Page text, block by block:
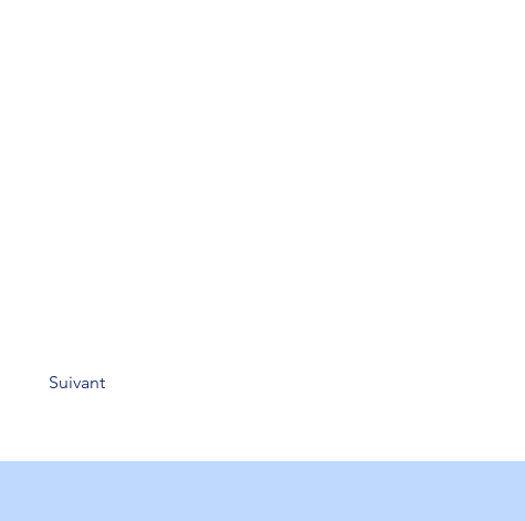
Suivant